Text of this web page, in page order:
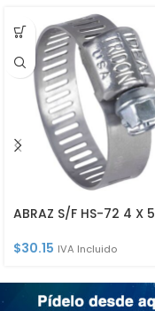
ABRAZ S/F HS-72 4 X 5
$30.15 IVA Incluido